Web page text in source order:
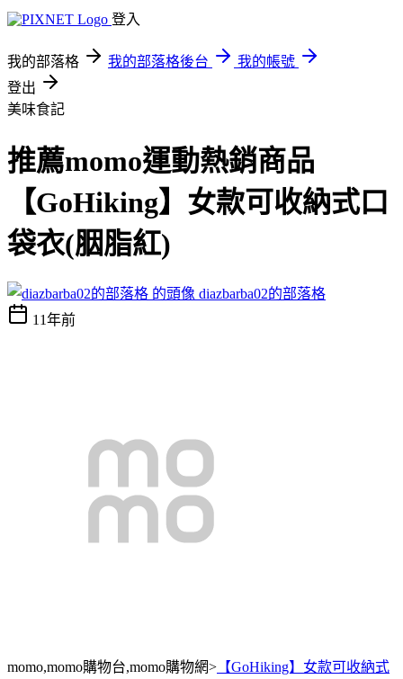
登入
我的部落格 我的部落格後台
我的帳號
登出
美味食記
推薦momo運動熱銷商品
【GoHiking】女款可收納式口
袋衣(胭脂紅)
diazbarba02的部落格
11年前
momo,momo購物台,momo購物網> 【GoHiking】女款可收納式